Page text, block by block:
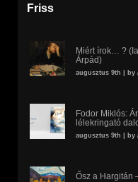
Friss
Miért írok… ?
Árpád)
augusztus 9th | by
Fodor Miklós:
lélekringató
augusztus 9th | by
Ősz a Hargitán